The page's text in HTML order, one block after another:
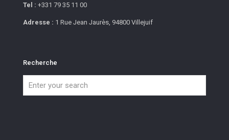
Tel : +331 79 35 11 00
Adresse : 1 Rue Jean Jaurès, 94800 Villejuif
Recherche